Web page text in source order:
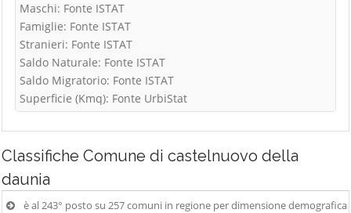
Maschi: Fonte ISTAT
Famiglie: Fonte ISTAT
Stranieri: Fonte ISTAT
Saldo Naturale: Fonte ISTAT
Saldo Migratorio: Fonte ISTAT
Superficie (Kmq): Fonte UrbiStat
Classifiche Comune di castelnuovo della
daunia
è al 243° posto su 257 comuni in regione per dimensione demografica